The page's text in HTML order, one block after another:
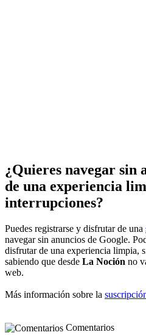
¿Quieres navegar sin
de una experiencia
interrupciones?
Puedes registrarse y disfrutar de una
navegar sin anuncios de Google.
disfrutar de una experiencia limpia,
sabiendo que desde La Noción no
web.
Más información sobre la
Comentarios